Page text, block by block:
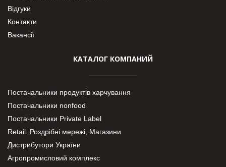
Відгуки
Контакти
Вакансії
КАТАЛОГ КОМПАНИЙ
Постачальники продуктів харчування
Постачальники nonfood
Постачальники Private Label
Retail. Роздрібні мережі, Магазини
Дистрибутори України
Агропромисловий комплекс